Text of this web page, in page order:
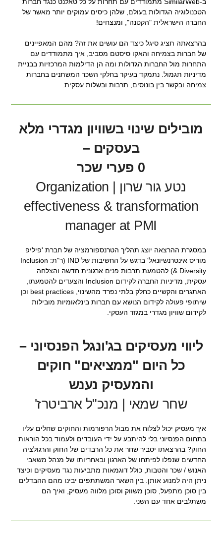
הטכנולוגיה הגדולות בעולם, שלהן כיסים עמוקים יותר מאשר של
החברה הישראלית "הקטנה", ומנצחים!
בהרצאתה תציג סיגל כיצד הם עושים את זה? מהם המאפיינים
של חברות בצמיחה והאקו סיסטם מסביב, איך מתמודדים עם
התחרות מול החברות הגדולות ומה הן הדילמות המרכזיות בבניית
מדיניות תגמול. נתמקד בעיקר בחלקי השכר המשתנים בחברות
צמיחה ובקשר בין בונוסים, תרבות ובשלות עסקית.
מובילים שינוי בשוויון מגדרי מלא
בעסקים –
0 פערי שכר
נטע גור שרון | Organization
effectiveness & transformation
manager at PMI
במסגרת ההרצאה יוצג תהליך הטרנספורמציה של חברת 'פיליפ
מוריס אינטרנשיונאל' בדגש על החשיבות של IND (ר"ת: Inclusion
& Diversity) להטמעת תרבות פנים ארגונית חדשה והצלחה
עסקית, מדיניות החברה לקידום Inclusion והצעדים להטמעתו,
האתגרים והקשיים כחלק בלתי נפרד מהשינוי, best practices וכן
שיתופי פעולה לקידום הנושא עם חברות בינלאומיות מובילות
לקידום שוויון מגדרי במגזר העסקי.
ליווי מעסיקים בג'ונגל הפנסיוני –
כל היום "ממציאים" חוקים
והמעסיק נענש
שחר שמאי | מנכ"ל ארביטרז'
איך מעסיק יכול לצלוח את מבול הרפורמות והחוקים שחלים עליו
בתחום הפנסיוני בלי להיתבע על ידי העובדים ולעמוד בכל הוראות
החוק? בהרצאתו יסביר שחר את כל הרבדים של החוק והרגולציה
החדשים שנפלו לפיתחו של הארגון ובאחריותו של מנהל משאבי
האנוש / שכר והטבות, כולל דוגמאות מתביעות נגד מעסיקים וכיצד
ניתן היה למנוע אותן. בין השאר המשתתפים יבינו מהם ההבדלים
בין סוכן מתפעל, סוכן משווק וסוכן מלווה מעסיק, ואיך הם
משתלבים אחד עם השני.